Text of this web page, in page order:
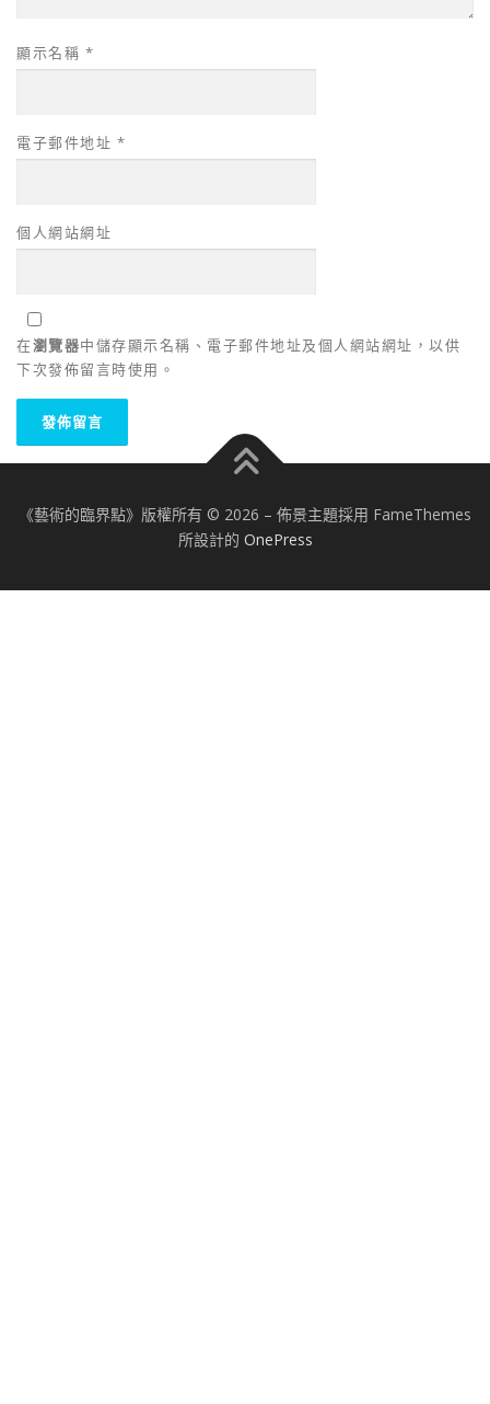
顯示名稱 *
電子郵件地址 *
個人網站網址
在瀏覽器中儲存顯示名稱、電子郵件地址及個人網站網址，以供
下次發佈留言時使用。
《藝術的臨界點》版權所有 © 2026 – 佈景主題採用 FameThemes
所設計的 OnePress